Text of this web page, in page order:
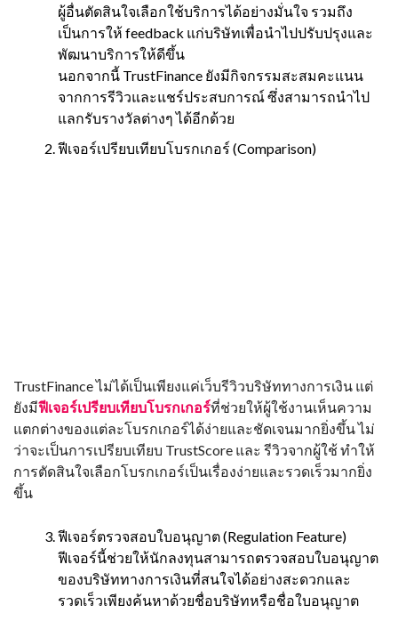
ผู้อื่นตัดสินใจเลือกใช้บริการได้อย่างมั่นใจ รวมถึง
เป็นการให้ feedback แก่บริษัทเพื่อนำไปปรับปรุงและ
พัฒนาบริการให้ดีขึ้น
นอกจากนี้ TrustFinance ยังมีกิจกรรมสะสมคะแนน
จากการรีวิวและแชร์ประสบการณ์ ซึ่งสามารถนำไป
แลกรับรางวัลต่างๆ ได้อีกด้วย
ฟีเจอร์เปรียบเทียบโบรกเกอร์ (Comparison)
TrustFinance ไม่ได้เป็นเพียงแค่เว็บรีวิวบริษัททางการเงิน แต่
ยังมีฟีเจอร์เปรียบเทียบโบรกเกอร์ที่ช่วยให้ผู้ใช้งานเห็นความ
แตกต่างของแต่ละโบรกเกอร์ได้ง่ายและชัดเจนมากยิ่งขึ้น ไม่
ว่าจะเป็นการเปรียบเทียบ TrustScore และ รีวิวจากผู้ใช้ ทำให้
การตัดสินใจเลือกโบรกเกอร์เป็นเรื่องง่ายและรวดเร็วมากยิ่ง
ขึ้น
ฟีเจอร์ตรวจสอบใบอนุญาต (Regulation Feature)
ฟีเจอร์นี้ช่วยให้นักลงทุนสามารถตรวจสอบใบอนุญาต
ของบริษัททางการเงินที่สนใจได้อย่างสะดวกและ
รวดเร็วเพียงค้นหาด้วยชื่อบริษัทหรือชื่อใบอนุญาต